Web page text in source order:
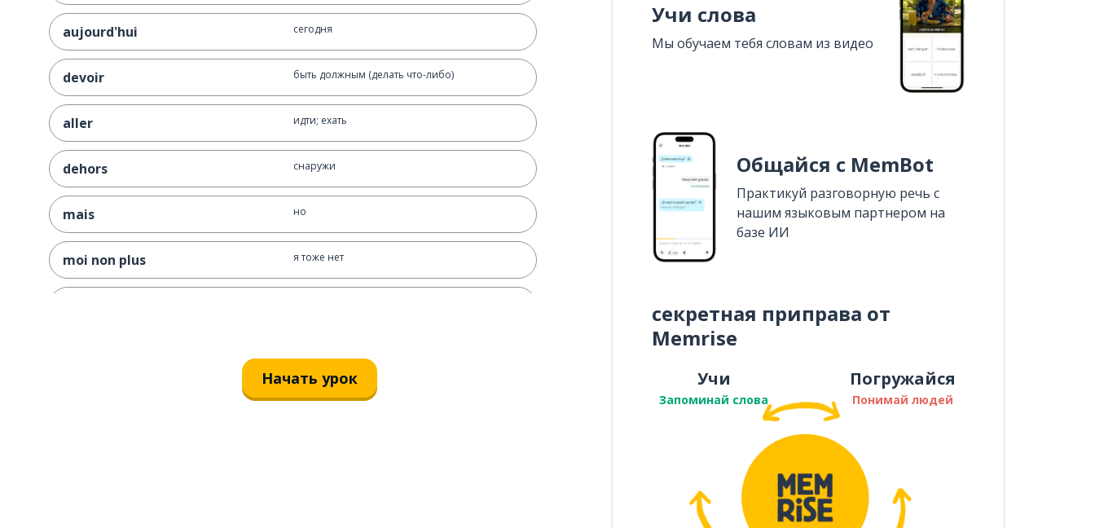
aujourd'hui сегодня
devoir быть должным (делать что-либо)
aller идти; ехать
dehors снаружи
mais но
moi non plus я тоже нет
Начать урок
Учи слова
Мы обучаем тебя словам из видео
Общайся с MemBot
Практикуй разговорную речь с
нашим языковым партнером на
базе ИИ
секретная приправа от
Memrise
Учи
Запоминай слова
Погружайся
Понимай людей